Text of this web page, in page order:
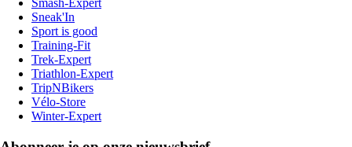
Smash-Expert
Sneak'In
Sport is good
Training-Fit
Trek-Expert
Triathlon-Expert
TripNBikers
Vélo-Store
Winter-Expert